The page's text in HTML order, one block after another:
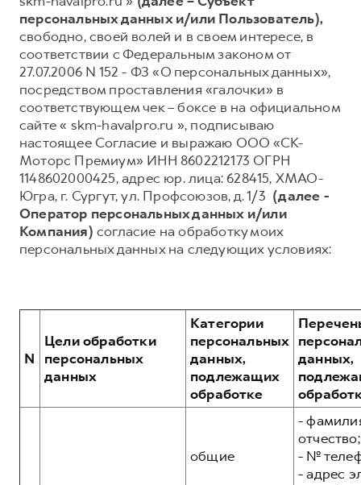
H7 H9
от 4 799 000 ₽
Тест-драйв
Трейд-ин
КРЕДИТ И СТРАХОВАНИЕ
Кредитный калькулятор
Страхование
Кредит
КОРПОРАТИВНЫМ КЛИЕНТАМ
Для малого бизнеса
Крупным корпоративным клиентам
Система управления автопарком
Сервис для корпоративных клиентов
СЕРВИСНОЕ ОБСЛУЖИВАНИЕ
Нулевое ТО
Программа «Помощь на дороге»
Регламенты технического обслуживания
Электронный ПТС
ПОДДЕРЖКА
GWM Безопасность
Гарантия HAVAL
Мобильное приложение GWM
Руководства по эксплуатации
Подписки
АКСЕССУАРЫ HAVAL
О дилере
Наша команда
Контакты
персональных данных и/или Пользователь),
свободно, своей волей и в своем интересе, в
соответствии с Федеральным законом от
27.07.2006 N 152 - ФЗ «О персональных данных»,
посредством проставления «галочки» в
соответствующем чек – боксе в на официальном
сайте « skm-havalpro.ru », подписываю
настоящее Согласие и выражаю ООО «СК-
Моторс Премиум» ИНН 8602212173 ОГРН
1148602000425, адрес юр. лица: 628415, ХМАО-
Югра, г. Сургут, ул. Профсоюзов, д. 1/3 (далее -
Оператор персональных данных и/или
Компания) согласие на обработку моих
персональных данных на следующих условиях:
N
Цели обработки
персональных
данных
Категории
персональных
данных,
подлежащих
обработке
данных,
общие
-
отчество;
- №
- адрес